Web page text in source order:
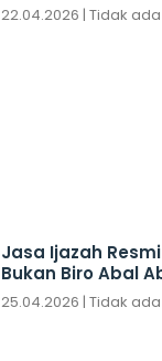
22.04.2026 Tidak
Jasa Ijazah
Bukan Biro Abal
25.04.2026 Tidak